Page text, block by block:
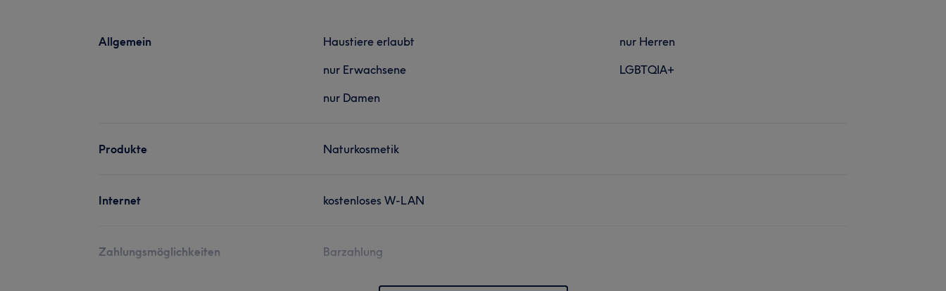
Allgemein
Haustiere erlaubt
nur Erwachsene
nur Damen
nur Herren
LGBTQIA+
Produkte Naturkosmetik
Internet kostenloses W-LAN
Zahlungsmöglichkeiten Barzahlung